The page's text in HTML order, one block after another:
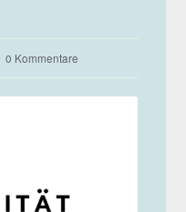
0 Kommentare